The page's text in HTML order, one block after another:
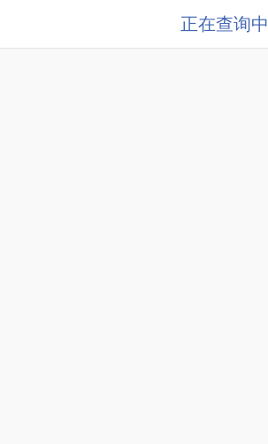
正在查询中